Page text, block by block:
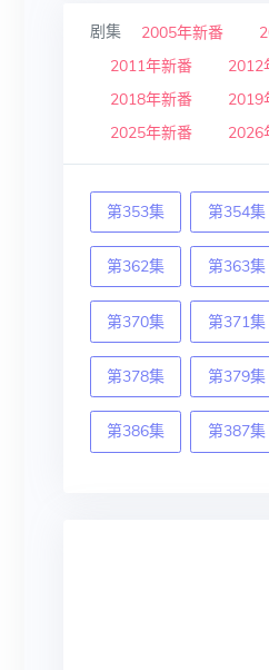
剧集 2005年新番
2011年新番
2012
2018年新番
2019
2025年新番
2026
第353集 第354集
第362集 第363集
第370集 第371集
第378集 第379集
第386集 第387集